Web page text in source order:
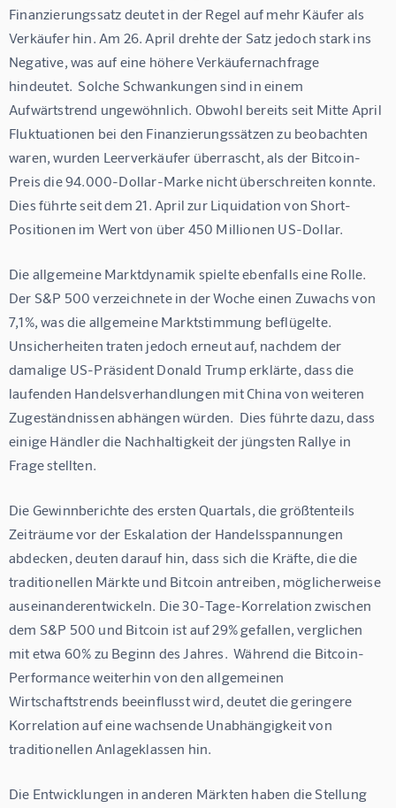
Finanzierungssatz deutet in der Regel auf mehr Käufer als
Verkäufer hin. Am 26. April drehte der Satz jedoch stark ins
Negative, was auf eine höhere Verkäufernachfrage
hindeutet.  Solche Schwankungen sind in einem
Aufwärtstrend ungewöhnlich. Obwohl bereits seit Mitte April
Fluktuationen bei den Finanzierungssätzen zu beobachten
waren, wurden Leerverkäufer überrascht, als der Bitcoin-
Preis die 94.000-Dollar-Marke nicht überschreiten konnte.
Dies führte seit dem 21. April zur Liquidation von Short-
Positionen im Wert von über 450 Millionen US-Dollar.
Die allgemeine Marktdynamik spielte ebenfalls eine Rolle.
Der S&P 500 verzeichnete in der Woche einen Zuwachs von
7,1%, was die allgemeine Marktstimmung beflügelte.
Unsicherheiten traten jedoch erneut auf, nachdem der
damalige US-Präsident Donald Trump erklärte, dass die
laufenden Handelsverhandlungen mit China von weiteren
Zugeständnissen abhängen würden.  Dies führte dazu, dass
einige Händler die Nachhaltigkeit der jüngsten Rallye in
Frage stellten.
Die Gewinnberichte des ersten Quartals, die größtenteils
Zeiträume vor der Eskalation der Handelsspannungen
abdecken, deuten darauf hin, dass sich die Kräfte, die die
traditionellen Märkte und Bitcoin antreiben, möglicherweise
auseinanderentwickeln. Die 30-Tage-Korrelation zwischen
dem S&P 500 und Bitcoin ist auf 29% gefallen, verglichen
mit etwa 60% zu Beginn des Jahres.  Während die Bitcoin-
Performance weiterhin von den allgemeinen
Wirtschaftstrends beeinflusst wird, deutet die geringere
Korrelation auf eine wachsende Unabhängigkeit von
traditionellen Anlageklassen hin.
Die Entwicklungen in anderen Märkten haben die Stellung